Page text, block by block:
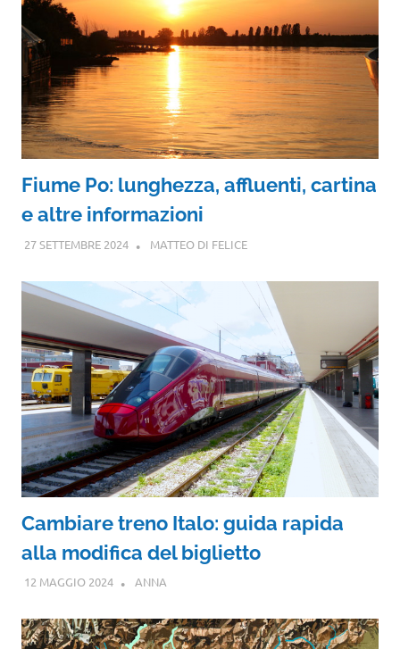
Fiume Po: lunghezza, affluenti, cartina
e altre informazioni
27 SETTEMBRE 2024 MATTEO DI FELICE
Cambiare treno Italo: guida rapida
alla modifica del biglietto
12 MAGGIO 2024 ANNA